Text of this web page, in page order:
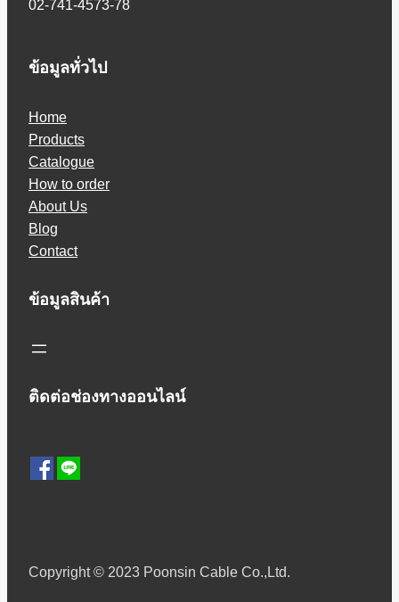
02-741-4573-78
ข้อมูลทั่วไป
Home
Products
Catalogue
How to order
About Us
Blog
Contact
ข้อมูลสินค้า
ติดต่อช่องทางออนไลน์
Copyright © 2023 Poonsin Cable Co.,Ltd.